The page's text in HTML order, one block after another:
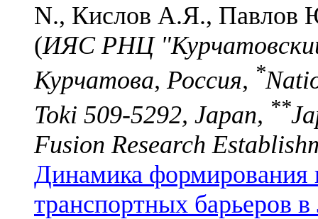
N., Кислов А.Я.,
(ИЯС РНЦ
Курчатова, Россия, *
Toki 509-5292, Japan, **
Fusion Research
Динамика формирования
транспортных барьеров